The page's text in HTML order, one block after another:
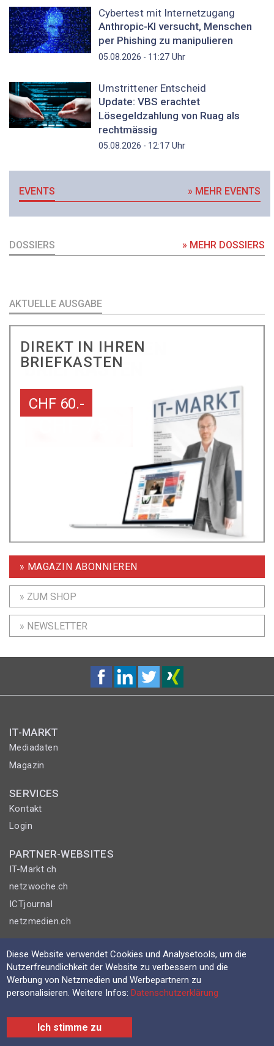
Cybertest mit Internetzugang
Anthropic-KI versucht, Menschen
per Phishing zu manipulieren
05.08.2026 - 11:27Uhr
Umstrittener Entscheid
Update: VBS erachtet
Lösegeldzahlung von Ruag als
rechtmässig
05.08.2026 - 12:17Uhr
EVENTS » MEHR EVENTS
DOSSIERS » MEHR DOSSIERS
AKTUELLE AUSGABE
DIREKT IN IHREN
BRIEFKASTEN
CHF 60.-
» MAGAZIN ABONNIEREN
» ZUM SHOP
» NEWSLETTER
IT-MARKT
Mediadaten
Magazin
SERVICES
Kontakt
Login
PARTNER-WEBSITES
IT-Markt.ch
netzwoche.ch
ICTjournal
netzmedien.ch
© NETZMEDIEN AG 2026
Impressum
AGB
Nutzungsbestimmungen
Datenschutzerklärung
Diese Website verwendet Cookies und Analysetools, um die
Nutzerfreundlichkeit der Website zu verbessern und die
Werbung von Netzmedien und Werbepartnern zu
personalisieren. Weitere Infos:Datenschutzerklärung
Ich stimme zu